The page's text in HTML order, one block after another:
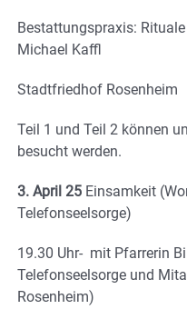
Bestattungspraxis:
Michael Kaffl
Stadtfriedhof Rosenheim
Teil 1 und Teil 2 können
besucht werden.
3. April 25 Einsamkeit
Telefonseelsorge)
19.30 Uhr- mit Pfarrerin
Telefonseelsorge und
Rosenheim)